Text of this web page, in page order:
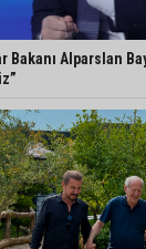
Alparslan